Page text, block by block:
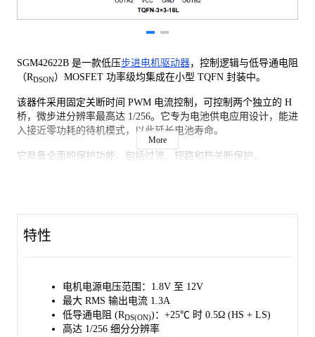
SGM42622B 是一款低压步进电机驱动器，控制逻辑与低导通电阻
（RDSON）MOSFET 功率级均集成在小型 TQFN 封装中。
该器件采用固定关断时间 PWM 电流控制，可控制两个独立的 H
桥，微步进分辨率最高达 1/256。它专为电池供电应用设计，能进
入接近零功耗的待机模式，以此延长电池寿命。
它具备全面的保护功能，包括过流、短路和热关断保护。
More
特性
电机电源电压范围：1.8V 至 12V
最大 RMS 输出电流 1.3A
低导通电阻 (RDS(ON))：+25℃ 时 0.5Ω (HS + LS)
高达 1/256 细分分辨率